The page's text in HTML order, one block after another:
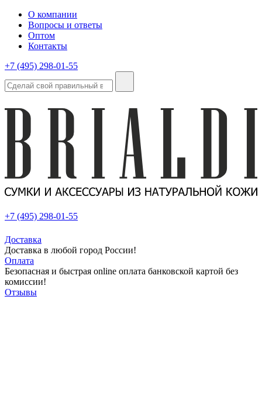
О компании
Вопросы и ответы
Оптом
Контакты
+7 (495) 298-01-55
+7 (495) 298-01-55
Доставка
Доставка в любой город России!
Оплата
Безопасная и быстрая online оплата банковской картой без
комиссии!
Отзывы